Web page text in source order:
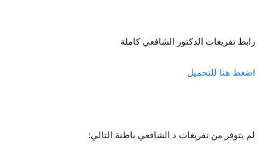
رابط تفريغات الدكتور الشافعي كاملة
اضغط هنا للتحميل
لم يتوفر من تفريغات د الشافعي باطنة التالي: